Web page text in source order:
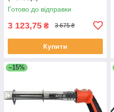
Готово до відправки
3 123,75 ₴ 3 675 ₴
Купити
–15%